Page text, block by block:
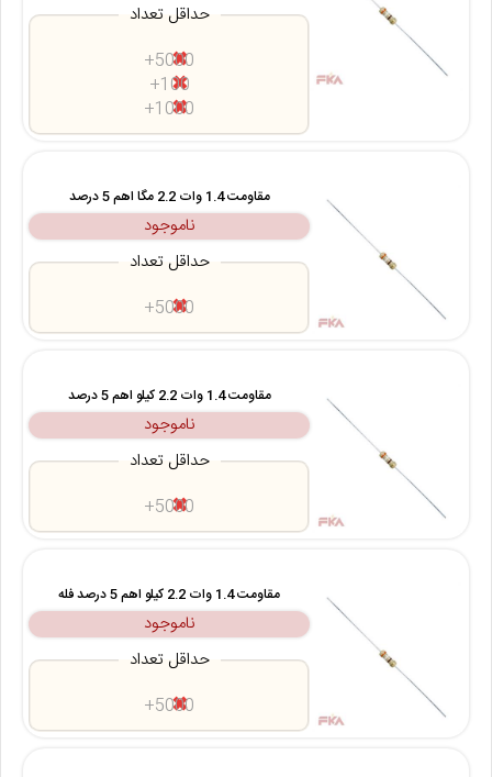
حداقل تعداد
5000+
100+
1000+
مقاومت 1.4 وات 2.2 مگا اهم 5 درصد
ناموجود
حداقل تعداد
5000+
مقاومت 1.4 وات 2.2 کیلو اهم 5 درصد
ناموجود
حداقل تعداد
5000+
مقاومت 1.4 وات 2.2 کیلو اهم 5 درصد فله
ناموجود
حداقل تعداد
5000+